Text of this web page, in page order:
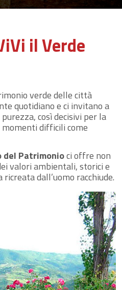
il Verde
verde delle città
quotidiano e ci invitano a
così decisivi per la
difficili come
del Patrimonioci offre non
valori ambientali, storici e
dall’uomo racchiude.